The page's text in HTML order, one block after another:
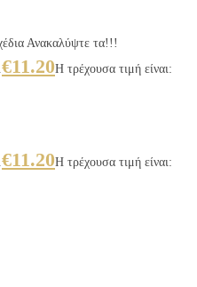
Ανακαλύψτε τα!!!
€11.20Η τρέχουσα τιμή είναι:
€11.20Η τρέχουσα τιμή είναι: